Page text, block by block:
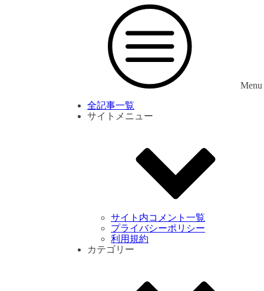
Menu
全記事一覧
サイトメニュー
サイト内コメント一覧
プライバシーポリシー
利用規約
カテゴリー